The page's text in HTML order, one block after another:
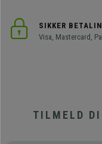
SIKKER
Visa, Mastercard,
TILMELD